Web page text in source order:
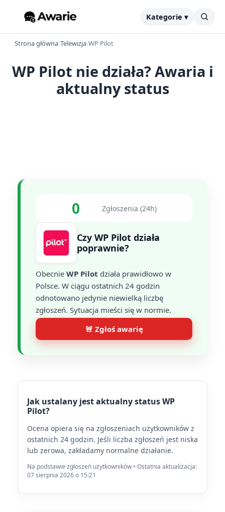
Kategorie ▾
Strona główna›Telewizja›WP Pilot
WP Pilot nie działa? Awaria i
aktualny status
0 Zgłoszenia (24h)
Czy WP Pilot działa
poprawnie?
Obecnie WP Pilot działa prawidłowo w
Polsce. W ciągu ostatnich 24 godzin
odnotowano jedynie niewielką liczbę
zgłoszeń. Sytuacja mieści się w normie.
🚨 Zgłoś awarię
Jak ustalany jest aktualny status WP
Pilot?
Ocena opiera się na zgłoszeniach użytkowników z
ostatnich 24 godzin. Jeśli liczba zgłoszeń jest niska
lub zerowa, zakładamy normalne działanie.
Na podstawie zgłoszeń użytkowników • Ostatnia aktualizacja:
07 sierpnia 2026 o 15:21